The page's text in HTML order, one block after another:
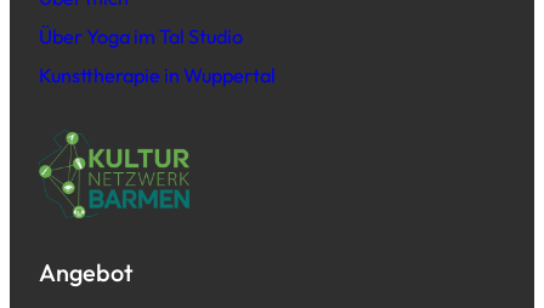
Über Yoga im Tal Studio
Kunsttherapie in Wuppertal
Angebot